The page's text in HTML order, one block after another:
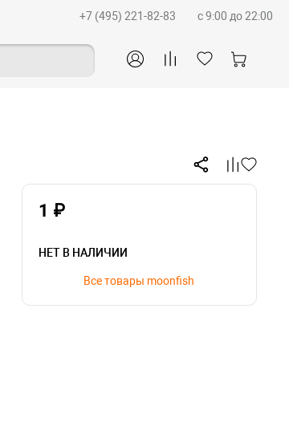
+7 (495) 221-82-83 c 9:00 до 22:00
1 ₽
НЕТ В НАЛИЧИИ
Все товары moonfish